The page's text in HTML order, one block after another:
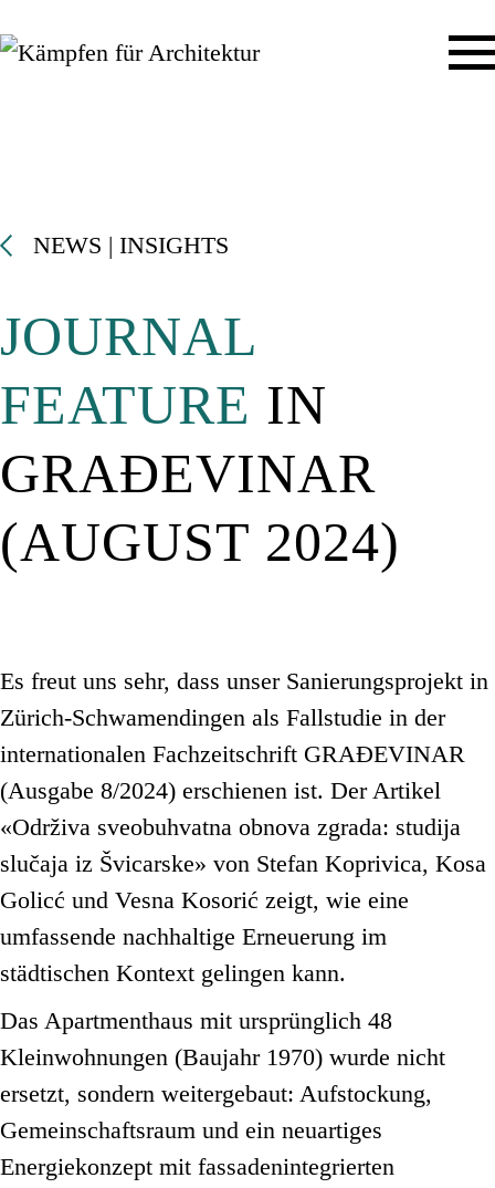
NEWS | INSIGHTS
JOURNAL
FEATURE IN
GRAĐEVINAR
(AUGUST 2024)
Es freut uns sehr, dass unser Sanierungsprojekt in
Zürich-Schwamendingen als Fallstudie in der
internationalen Fachzeitschrift GRAĐEVINAR
(Ausgabe 8/2024) erschienen ist. Der Artikel
«Održiva sveobuhvatna obnova zgrada: studija
slučaja iz Švicarske» von Stefan Koprivica, Kosa
Golicć und Vesna Kosorić zeigt, wie eine
umfassende nachhaltige Erneuerung im
städtischen Kontext gelingen kann.
Das Apartmenthaus mit ursprünglich 48
Kleinwohnungen (Baujahr 1970) wurde nicht
ersetzt, sondern weitergebaut: Aufstockung,
Gemeinschaftsraum und ein neuartiges
Energiekonzept mit fassadenintegrierten